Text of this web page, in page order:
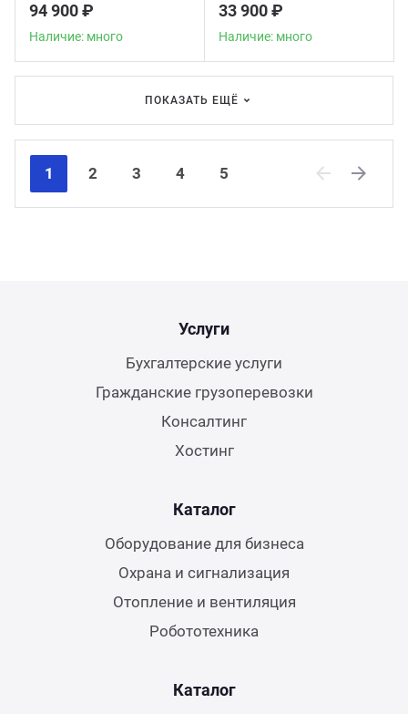
94 900 ₽
Наличие: много
33 900 ₽
Наличие: много
ПОКАЗАТЬ ЕЩЁ
1 2 3 4
5
Услуги
Бухгалтерские услуги
Гражданские грузоперевозки
Консалтинг
Хостинг
Каталог
Оборудование для бизнеса
Охрана и сигнализация
Отопление и вентиляция
Робототехника
Каталог